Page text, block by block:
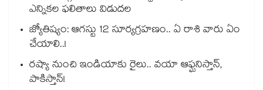
ఎన్నికల ఫలితాలు విడుదల
జ్యోతిష్యం: ఆగస్టు 12 సూర్యగ్రహణం.. ఏ రాశి వారు ఏం
చేయాలి..!
రష్యా నుంచి ఇండియాకు రైలు.. వయా ఆఫ్ఘనిస్తాన్,
పాకిస్తాన్!